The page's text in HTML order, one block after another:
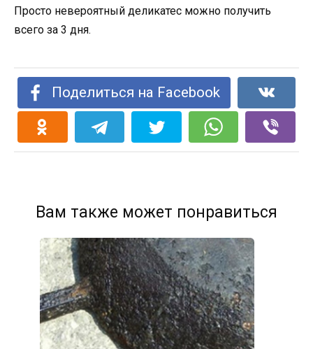
Просто невероятный деликатес можно получить
всего за 3 дня.
Поделиться на Facebook
Вам также может понравиться